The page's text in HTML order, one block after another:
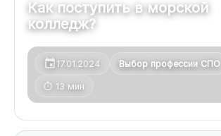
Программы
Профессии
Календарь
Как поступить в морской
колледж?
event 17.01.2024 Выбор профессии СПО
⏱ 13 мин